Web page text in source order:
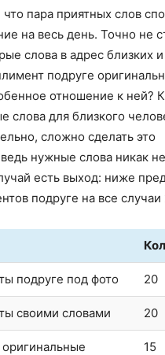
пара приятных слов
на весь день. Точно не
слова в адрес близких
подруге
отношение к ней?
слова для близкого
сложно сделать это
нужные слова никак
есть выход: ниже
подруге на все
подруге под фото 20
своими словами 20
15